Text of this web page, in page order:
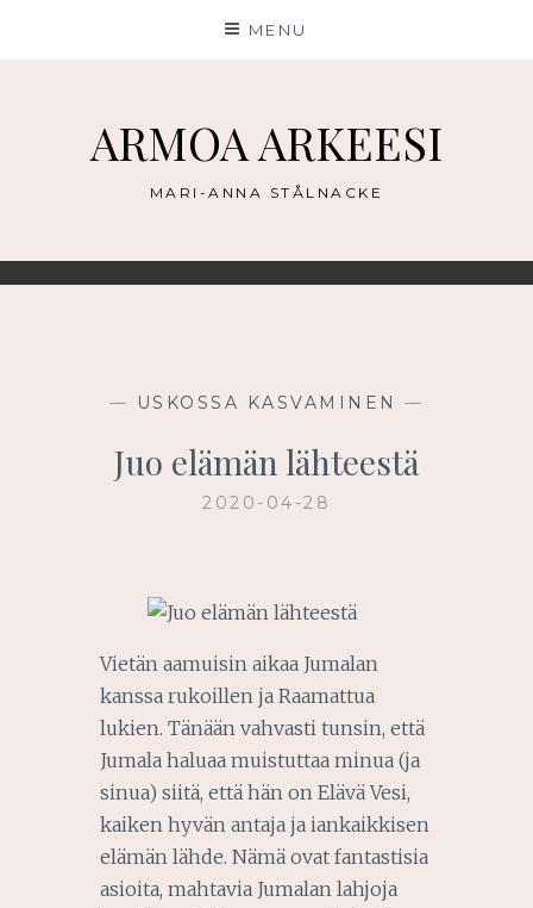
MENU
ARMOA ARKEESI
MARI-ANNA STÅLNACKE
— USKOSSA KASVAMINEN —
Juo elämän lähteestä
2020-04-28
Vietän aamuisin aikaa Jumalan
kanssa rukoillen ja Raamattua
lukien. Tänään vahvasti tunsin, että
Jumala haluaa muistuttaa minua (ja
sinua) siitä, että hän on Elävä Vesi,
kaiken hyvän antaja ja iankaikkisen
elämän lähde. Nämä ovat fantastisia
asioita, mahtavia Jumalan lahjoja